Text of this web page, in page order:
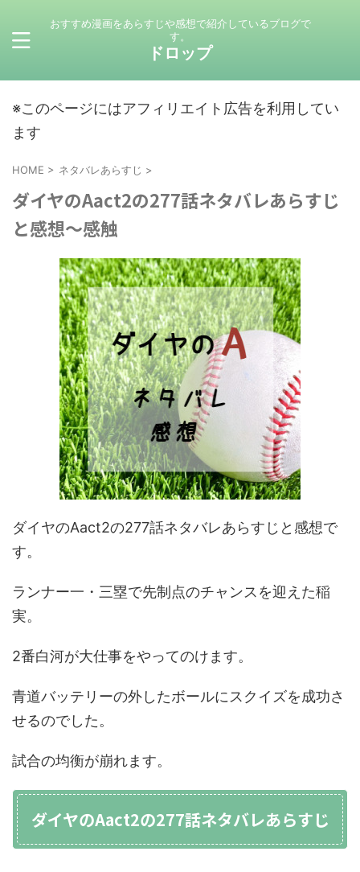
おすすめ漫画をあらすじや感想で紹介しているブログで
す。
ドロップ
※このページにはアフィリエイト広告を利用してい
ます
HOME > ネタバレあらすじ >
ダイヤのAact2の277話ネタバレあらすじ
と感想～感触
ダイヤのAact2の277話ネタバレあらすじと感想で
す。
ランナー一・三塁で先制点のチャンスを迎えた稲
実。
2番白河が大仕事をやってのけます。
青道バッテリーの外したボールにスクイズを成功さ
せるのでした。
試合の均衡が崩れます。
ダイヤのAact2の277話ネタバレあらすじ